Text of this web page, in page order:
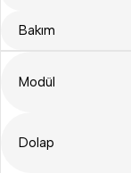
Bakım
Modül
Dolap